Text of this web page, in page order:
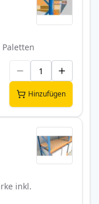
Hinzufügen
inkl.